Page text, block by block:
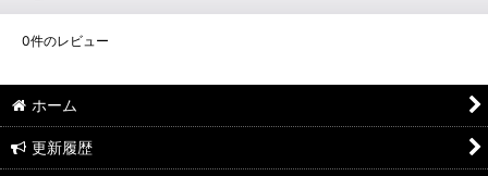
0件のレビュー
ホーム
更新履歴